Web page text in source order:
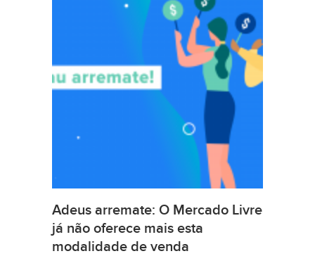
Adeus arremate: O Mercado Livre
já não oferece mais esta
modalidade de venda